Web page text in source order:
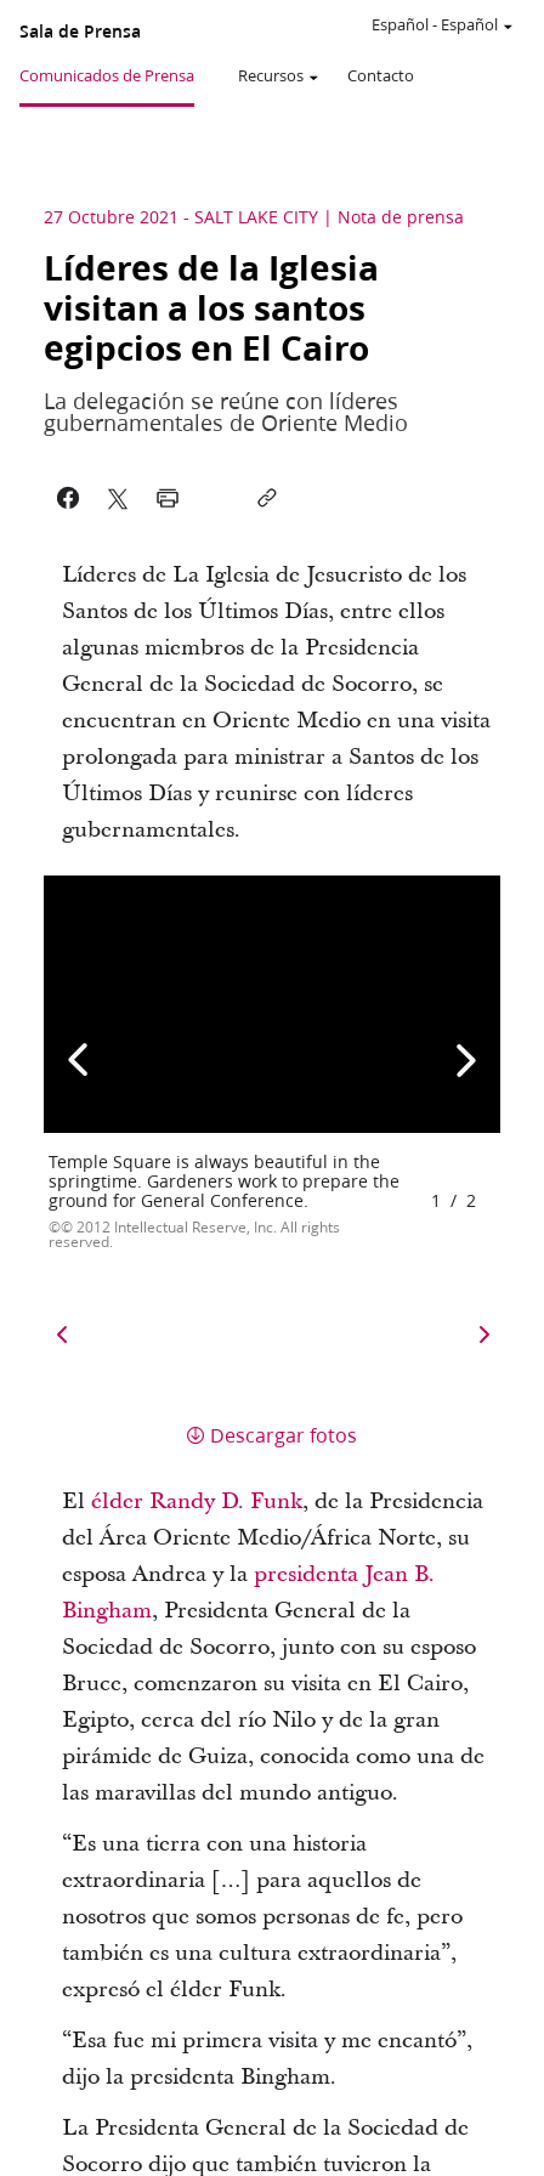
Sala de Prensa
Comunicados de Prensa Recursos Contacto
Español- Español
27 Octubre 2021 - SALT LAKE CITY Nota de prensa
Líderes de la Iglesia
visitan a los santos
egipcios en El Cairo
La delegación se reúne con líderes
gubernamentales de Oriente Medio
Líderes de La Iglesia de Jesucristo de los
Santos de los Últimos Días, entre ellos
algunas miembros de la Presidencia
General de la Sociedad de Socorro, se
encuentran en Oriente Medio en una visita
prolongada para ministrar a Santos de los
Últimos Días y reunirse con líderes
gubernamentales.
Temple Square is always beautiful in the
springtime. Gardeners work to prepare the
ground for General Conference.
© 2012 Intellectual Reserve, Inc. All rights
reserved.
1 / 2
Descargar fotos
El élder Randy D. Funk, de la Presidencia
del Área Oriente Medio/África Norte, su
esposa Andrea y la presidenta Jean B.
Bingham, Presidenta General de la
Sociedad de Socorro, junto con su esposo
Bruce, comenzaron su visita en El Cairo,
Egipto, cerca del río Nilo y de la gran
pirámide de Guiza, conocida como una de
las maravillas del mundo antiguo.
“Es una tierra con una historia
extraordinaria […] para aquellos de
nosotros que somos personas de fe, pero
también es una cultura extraordinaria”,
expresó el élder Funk.
“Esa fue mi primera visita y me encantó”,
dijo la presidenta Bingham.
La Presidenta General de la Sociedad de
Socorro dijo que también tuvieron la